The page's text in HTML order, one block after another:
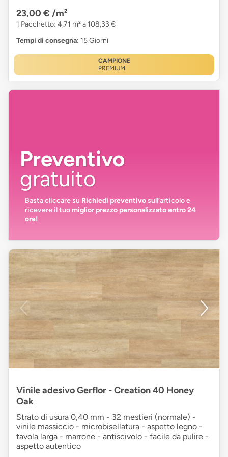
23,00 € /m²
1 Pacchetto: 4,71 m² a 108,33 €
Tempi di consegna: 15 Giorni
CAMPIONE
PREMIUM
Preventivo
gratuito
Basta cliccare su Richiedi preventivosull’articolo e
ricevere il tuomiglior prezzo personalizzato entro 24
ore!
Vinile adesivo Gerflor - Creation 40 Honey
Oak
Strato di usura 0,40 mm - 32 mestieri (normale) -
vinile massiccio - microbisellatura - aspetto legno -
tavola larga - marrone - antiscivolo - facile da pulire -
aspetto autentico